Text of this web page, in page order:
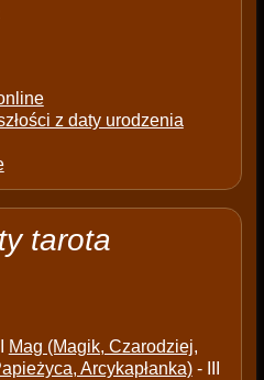
z daty urodzenia
tarota
Mag (Magik, Czarodziej,
Arcykapłanka)- III